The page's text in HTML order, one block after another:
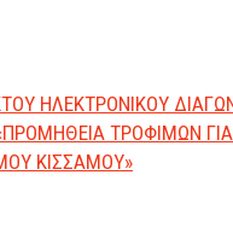
ΗΛΕΚΤΡΟΝΙΚΟΥ
ΤΡΟΦΙΜΩΝ ΓΙΑ
ΚΙΣΣΑΜΟΥ»